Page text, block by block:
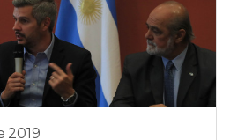
2019